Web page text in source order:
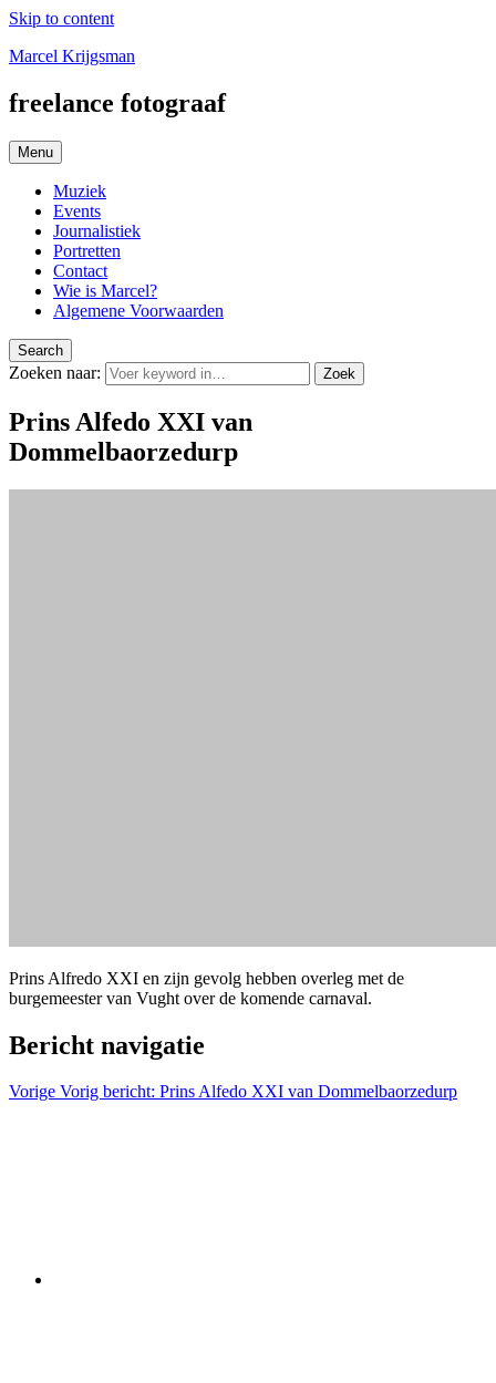
Skip to content
Marcel Krijgsman
freelance fotograaf
Menu
Muziek
Events
Journalistiek
Portretten
Contact
Wie is Marcel?
Algemene Voorwaarden
Search
Zoeken naar: Zoek
Prins Alfedo XXI van
Dommelbaorzedurp
Prins Alfredo XXI en zijn gevolg hebben overleg met de
burgemeester van Vught over de komende carnaval.
Bericht navigatie
Vorige Vorig bericht: Prins Alfedo XXI van Dommelbaorzedurp